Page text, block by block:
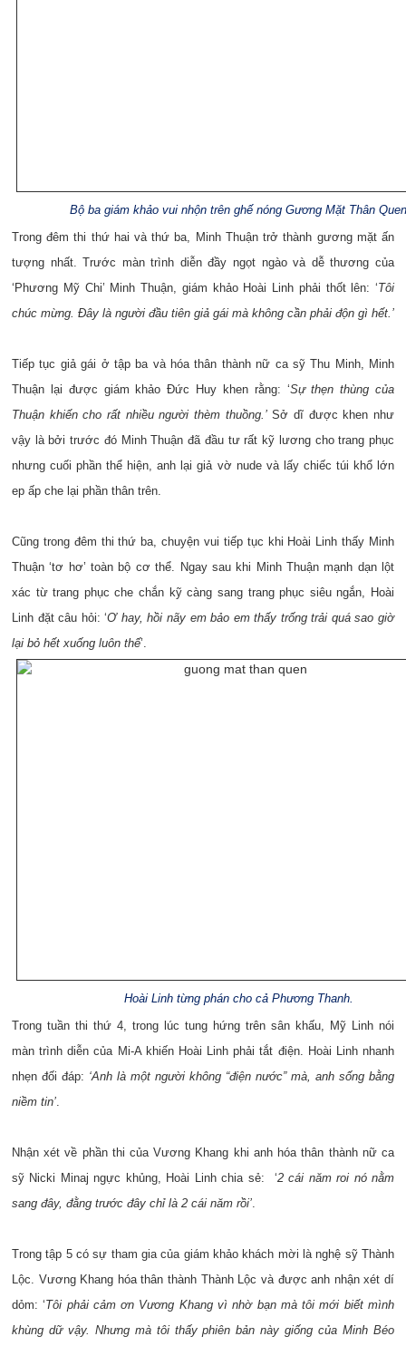
Bộ ba giám khảo vui nhộn trên ghế nóng Gương Mặt Thân Quen
Trong đêm thi thứ hai và thứ ba, Minh Thuận trở thành gương mặt ấn
tượng nhất. Trước màn trình diễn đầy ngọt ngào và dễ thương của
‘Phương Mỹ Chi’ Minh Thuận, giám khảo Hoài Linh phải thốt lên: ‘Tôi
chúc mừng. Đây là người đầu tiên giả gái mà không cần phải độn gì hết.’
Tiếp tục giả gái ở tập ba và hóa thân thành nữ ca sỹ Thu Minh, Minh
Thuận lại được giám khảo Đức Huy khen rằng: ‘Sự thẹn thùng của
Thuận khiến cho rất nhiều người thèm thuồng.’Sở dĩ được khen như
vậy là bởi trước đó Minh Thuận đã đầu tư rất kỹ lương cho trang phục
nhưng cuối phần thể hiện, anh lại giả vờ nude và lấy chiếc túi khổ lớn
ep ấp che lại phần thân trên.
Cũng trong đêm thi thứ ba, chuyện vui tiếp tục khi Hoài Linh thấy Minh
Thuận ‘tơ hơ’ toàn bộ cơ thể. Ngay sau khi Minh Thuận mạnh dạn lột
xác từ trang phục che chắn kỹ càng sang trang phục siêu ngắn, Hoài
Linh đặt câu hỏi: ‘Ơ hay, hồi nãy em bảo em thấy trống trải quá sao giờ
lại bỏ hết xuống luôn thế’.
Hoài Linh từng phán cho cả Phương Thanh.
Trong tuần thi thứ 4, trong lúc tung hứng trên sân khấu, Mỹ Linh nói
màn trình diễn của Mi-A khiến Hoài Linh phải tắt điện. Hoài Linh nhanh
nhẹn đối đáp: ‘Anh là một người không “điện nước” mà, anh sống bằng
niềm tin’.
Nhận xét về phần thi của Vương Khang khi anh hóa thân thành nữ ca
sỹ Nicki Minaj ngực khủng, Hoài Linh chia sẻ: ‘2 cái năm roi nó nằm
sang đây, đằng trước đây chỉ là 2 cái năm rồi’.
Trong tập 5 có sự tham gia của giám khảo khách mời là nghệ sỹ Thành
Lộc. Vương Khang hóa thân thành Thành Lộc và được anh nhận xét dí
dỏm: ‘Tôi phải cảm ơn Vương Khang vì nhờ bạn mà tôi mới biết mình
khùng dữ vậy. Nhưng mà tôi thấy phiên bản này giống của Minh Béo